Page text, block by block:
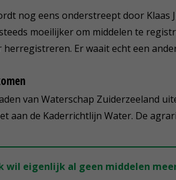
nog eens onderstreept door Klaas
moeilijker om middelen te
herregistreren. Er waait echt een
van Waterschap Zuiderzeeland
aan de Kaderrichtlijn Water. De
wil eigenlijk al geen middelen